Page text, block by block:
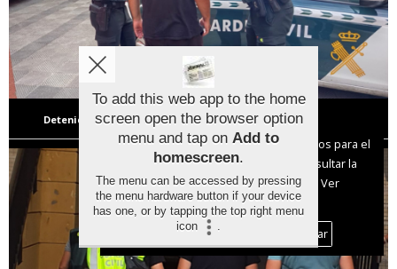
Detenido en Cangas por cuatro robos a víctimas vulnerables
Aviso sobre el Uso de cookies:
Utilizamos cookies nuestras y de terceros para el
funcionamiento del digital. Puedes consultar la
lista de cookies y como desconectarlas.
Ver
nuestra Política de Privacidad y Cookies
Aceptar Cookies
Personalizar
To add this web app to the home
screen open the browser option
menu and tap on Add to
homescreen.
The menu can be accessed by pressing
the menu hardware button if your device
has one, or by tapping the top right menu
icon
.